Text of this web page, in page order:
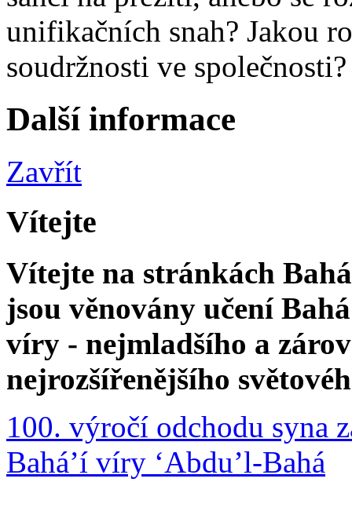
unifikačních snah? Jakou
soudržnosti ve společnosti?
Další informace
Zavřít
Vítejte
Vítejte na stránkách
jsou věnovány učení
víry - nejmladšího a
nejrozšířenějšího
100. výročí odchodu syna
Bahá’í víry ‘Abdu’l-Bahá